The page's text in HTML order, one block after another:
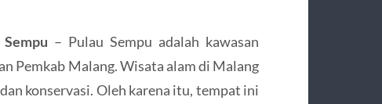
– Pulau Sempu adalah kawasan
Pemkab Malang. Wisata alam di Malang
konservasi. Oleh karena itu, tempat ini